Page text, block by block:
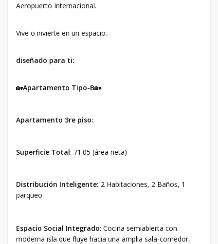
Aeropuerto Internacional.
Vive o invierte en un espacio.
diseñado para ti:
🏡Apartamento Tipo-B🏡:
Apartamento 3re piso:
Superficie Total: 71.05 (área neta)
Distribución Inteligente: 2 Habitaciones, 2 Baños, 1
parqueo
Espacio Social Integrado: Cocina semiabierta con
moderna isla que fluye hacia una amplia sala-comedor,